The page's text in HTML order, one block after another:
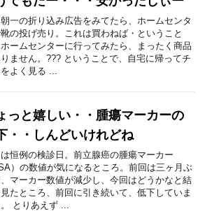
一の折り込み広告をみてたら、ホームセンタ
の投げ売り。これは買わねば・ということ
ームセンターに行ってみたら、まったく商品
ません。??? ということで、自宅に帰ってチ
よく見る ...
っと嬉しい・・腫瘍マーカーの
・・しんどいけれどね
恒例の検診日。前立腺癌の腫瘍マーカー
）の数値が気になるところ。前回は三ヶ月ぶ
、マーカー数値が減少し、今回はどうかなと結
たところ、前回に引き続いて、低下していま
。 とりあえず ...